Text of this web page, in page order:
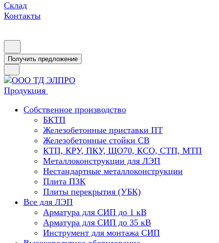
Склад
Контакты
Получить предложение
Продукция
Собственное производство
БКТП
Железобетонные приставки ПТ
Железобетонные стойки СВ
КТП, КРУ, ПКУ, ЩО70, КСО, СТП, МТП
Металлоконструкции для ЛЭП
Нестандартные металлоконструкции
Плита ПЗК
Плиты перекрытия (УБК)
Все для ЛЭП
Арматура для СИП до 1 кВ
Арматура для СИП до 35 кВ
Инструмент для монтажа СИП